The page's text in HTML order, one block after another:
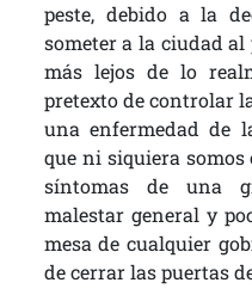
peste, debido a la
someter a la ciudad
más lejos de lo
pretexto de controlar
una enfermedad de
que ni siquiera somos
síntomas de una
malestar general y
mesa de cualquier
de cerrar las puertas